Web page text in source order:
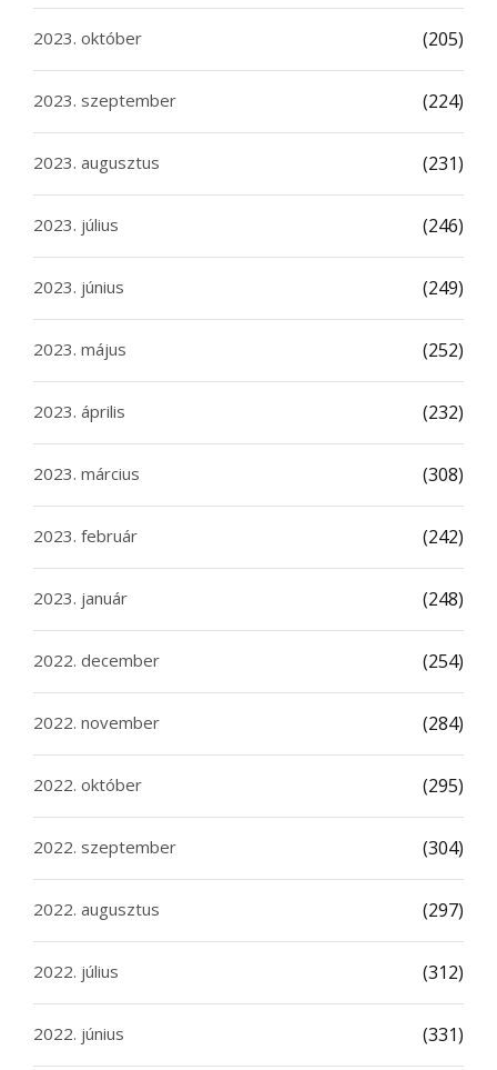
2023. október (205)
2023. szeptember (224)
2023. augusztus (231)
2023. július (246)
2023. június (249)
2023. május (252)
2023. április (232)
2023. március (308)
2023. február (242)
2023. január (248)
2022. december (254)
2022. november (284)
2022. október (295)
2022. szeptember (304)
2022. augusztus (297)
2022. július (312)
2022. június (331)